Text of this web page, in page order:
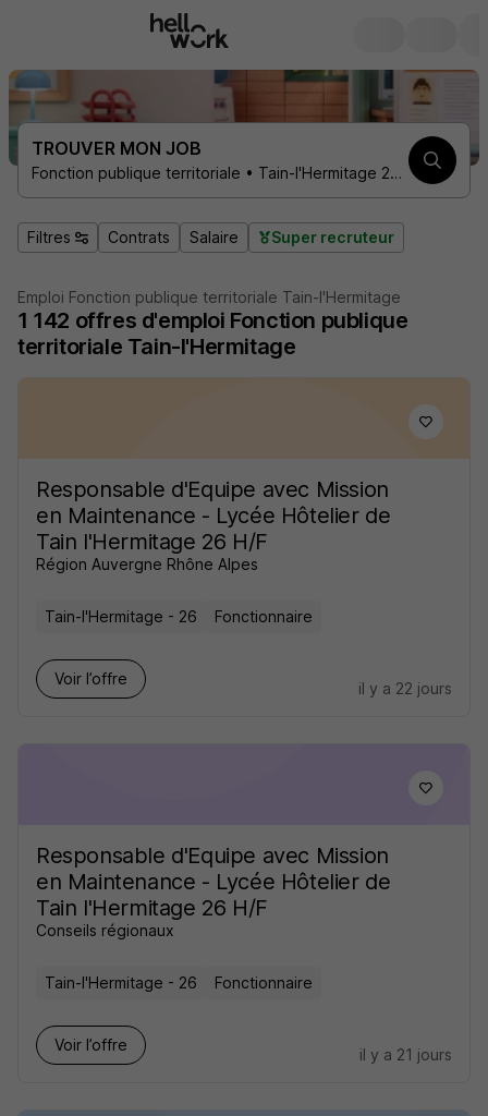
TROUVER MON JOB
Fonction publique territoriale • Tain-l'Hermitage 26600
Filtres Contrats Salaire Super recruteur
Emploi Fonction publique territoriale Tain-l'Hermitage
1 142 offres d'emploi Fonction publique
territoriale Tain-l'Hermitage
Responsable d'Equipe avec Mission
en Maintenance - Lycée Hôtelier de
Tain l'Hermitage 26 H/F
Région Auvergne Rhône Alpes
Tain-l'Hermitage - 26 Fonctionnaire
Voir l’offre
il y a 22 jours
Responsable d'Equipe avec Mission
en Maintenance - Lycée Hôtelier de
Tain l'Hermitage 26 H/F
Conseils régionaux
Tain-l'Hermitage - 26 Fonctionnaire
Voir l’offre
il y a 21 jours